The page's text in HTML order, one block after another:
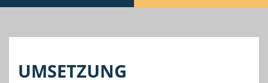
UMSETZUNG